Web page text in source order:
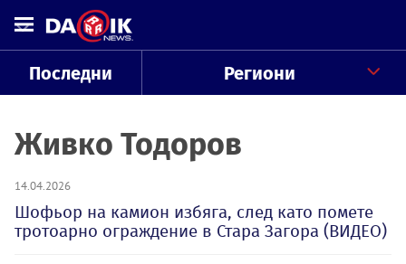
Последни Региони
Живко Тодоров
14.04.2026
Шофьор на камион избяга, след като помете
тротоарно ограждение в Стара Загора (ВИДЕО)